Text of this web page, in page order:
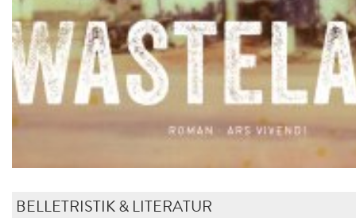
BELLETRISTIK & LITERATUR